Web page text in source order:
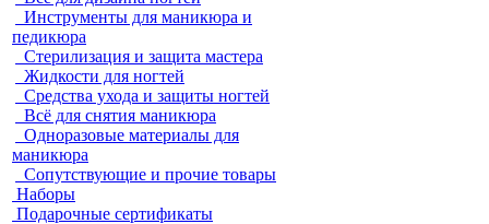
Инструменты для маникюра и
педикюра
Стерилизация и защита мастера
Жидкости для ногтей
Средства ухода и защиты ногтей
Всё для снятия маникюра
Одноразовые материалы для
маникюра
Сопутствующие и прочие товары
Наборы
Подарочные сертификаты